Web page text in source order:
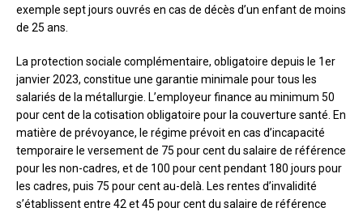
exemple sept jours ouvrés en cas de décès d’un enfant de moins
de 25 ans.
La protection sociale complémentaire, obligatoire depuis le 1er
janvier 2023, constitue une garantie minimale pour tous les
salariés de la métallurgie. L’employeur finance au minimum 50
pour cent de la cotisation obligatoire pour la couverture santé. En
matière de prévoyance, le régime prévoit en cas d’incapacité
temporaire le versement de 75 pour cent du salaire de référence
pour les non-cadres, et de 100 pour cent pendant 180 jours pour
les cadres, puis 75 pour cent au-delà. Les rentes d’invalidité
s’établissent entre 42 et 45 pour cent du salaire de référence